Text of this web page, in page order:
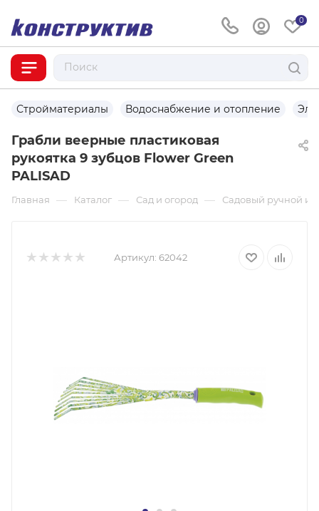
0
Стройматериалы Водоснабжение и отопление
Грабли веерные пластиковая
рукоятка 9 зубцов Flower Green
PALISAD
Главная — Каталог — Сад и огород — Садовый ручной
Артикул: 62042